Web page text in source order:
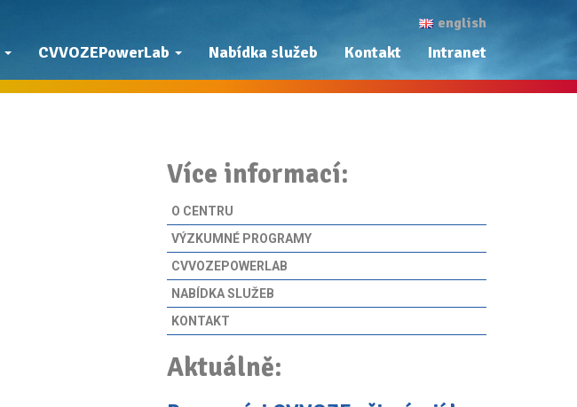
english
CVVOZEPowerLab Nabídka služeb Kontakt Intranet
Více informací:
O CENTRU
VÝZKUMNÉ PROGRAMY
CVVOZEPOWERLAB
NABÍDKA SLUŽEB
KONTAKT
Aktuálně: